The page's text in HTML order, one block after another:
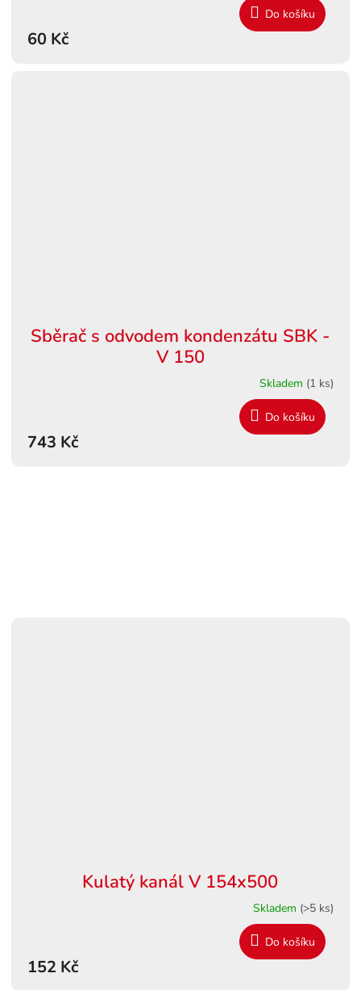
60 Kč
Do košíku
Sběrač s odvodem kondenzátu SBK -
V 150
Skladem (1 ks)
743 Kč
Do košíku
Kulatý kanál V 154x500
Skladem (>5 ks)
152 Kč
Do košíku